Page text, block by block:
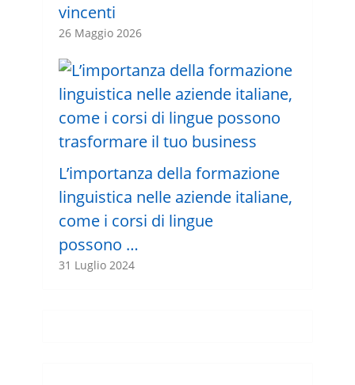
vincenti
26 Maggio 2026
L’importanza della formazione
linguistica nelle aziende italiane,
come i corsi di lingue
possono …
31 Luglio 2024